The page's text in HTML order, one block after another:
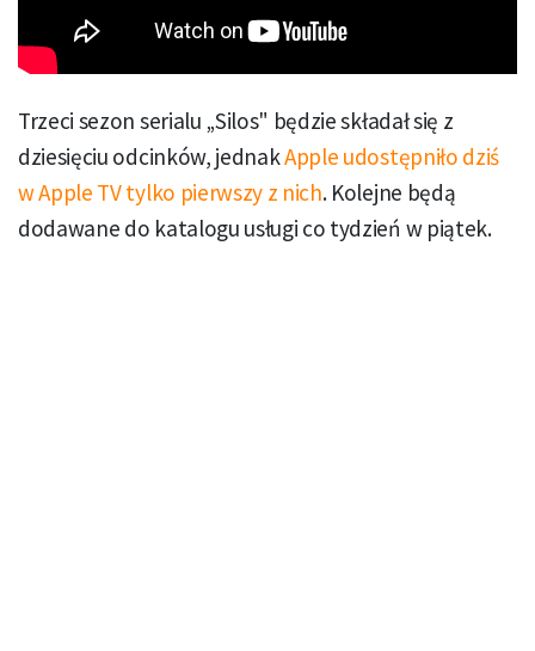
Trzeci sezon serialu „Silos" będzie składał się z
dziesięciu odcinków, jednakApple udostępniło dziś
w Apple TV tylko pierwszy z nich. Kolejne będą
dodawane do katalogu usługi co tydzień w piątek.